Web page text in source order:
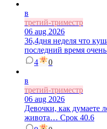
в
третий-триместр
06 aug 2026
36,4дня неделя что
последний время
4
0
в
третий-триместр
06 aug 2026
Девочки, как думаете
живота… Срок 40.6